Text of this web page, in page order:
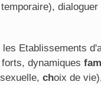
dialoguer
Etablissements
dynamiques fam
choix de